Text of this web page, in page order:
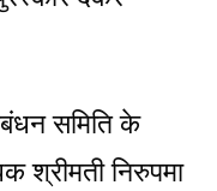
समिति के
श्रीमती निरुपमा